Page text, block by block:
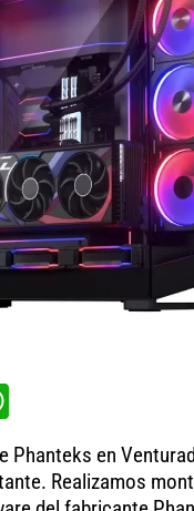
ha
ts
Phanteks en
Realizamos